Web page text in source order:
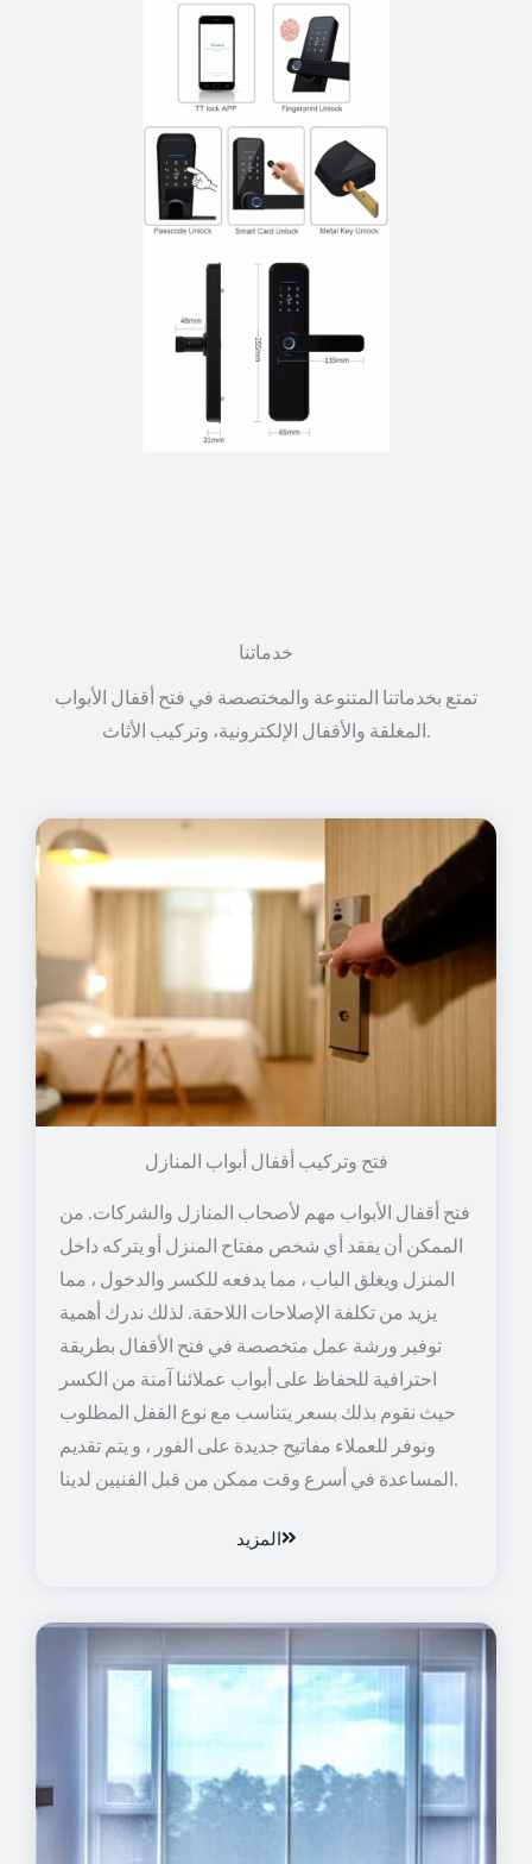
خدماتنا
تمتع بخدماتنا المتنوعة والمختصصة في فتح أقفال الأبواب
فتح وتركيب أقفال أبواب المنازل
فتح أقفال الأبواب مهم لأصحاب المنازل والشركات. من
الممكن أن يفقد أي شخص مفتاح المنزل أو يتركه داخل
المنزل ويغلق الباب ، مما يدفعه للكسر والدخول ، مما
يزيد من تكلفة الإصلاحات اللاحقة. لذلك ندرك أهمية
توفير ورشة عمل متخصصة في فتح الأقفال بطريقة
احترافية للحفاظ على أبواب عملائنا آمنة من الكسر
حيث نقوم بذلك بسعر يتناسب مع نوع القفل المطلوب
ونوفر للعملاء مفاتيح جديدة على الفور ، و يتم تقديم
المساعدة في أسرع وقت ممكن من قبل الفنيين لدينا.
المزيد